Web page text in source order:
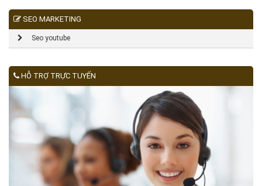
SEO MARKETING
Seo youtube
HỖ TRỢ TRỰC TUYẾN